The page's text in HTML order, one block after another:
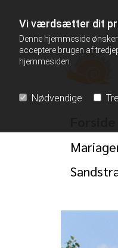
Vi værdsætter dit
Denne hjemmeside
acceptere brugen af
hjemmesiden.
Nødvendige